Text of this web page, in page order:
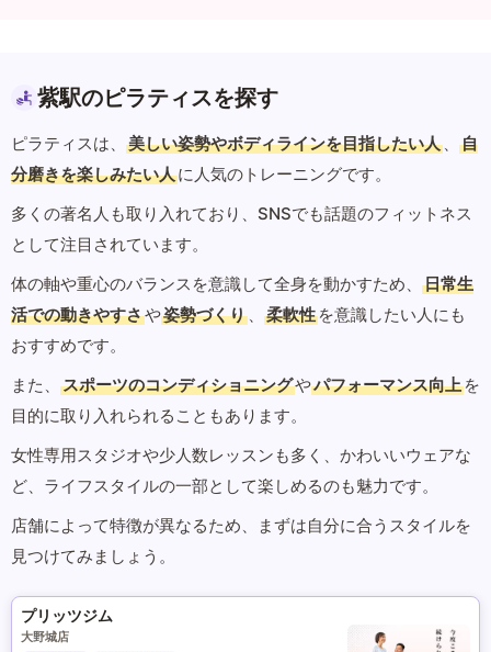
紫駅のピラティスを探す
ピラティスは、 美しい姿勢やボディラインを目指したい人 、
自
分磨きを楽しみたい人に人気のトレーニングです。
多くの著名人も取り入れており、SNSでも話題のフィットネス
として注目されています。
体の軸や重心のバランスを意識して全身を動かすため、
日常生
活での動きやすさや姿勢づくり 、 柔軟性 を意識したい人にも
おすすめです。
また、
スポーツのコンディショニングやパフォーマンス向上 を
目的に取り入れられることもあります。
女性専用スタジオや少人数レッスンも多く、かわいいウェアな
ど、ライフスタイルの一部として楽しめるのも魅力です。
店舗によって特徴が異なるため、まずは自分に合うスタイルを
見つけてみましょう。
プリッツジム
大野城店